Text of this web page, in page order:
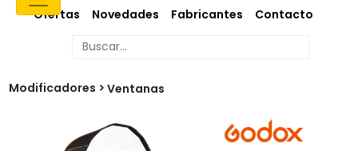
Ofertas Novedades Fabricantes Contacto
Modificadores Ventanas